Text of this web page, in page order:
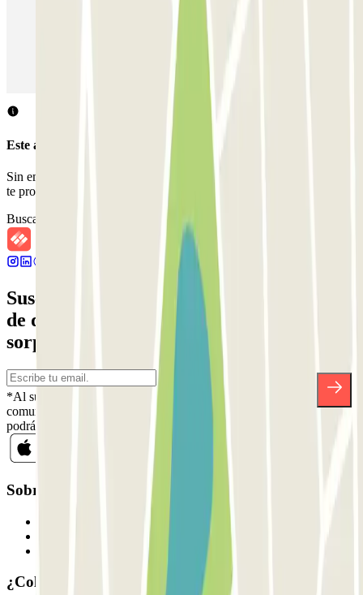
Parking en Aeropuerto Barcelona
Parking en Aeropuerto Madrid Barajas
Parking en Sants - Estación de Barcelona
Este aparcamiento no acepta reservas a través de Parclick.
Sin embargo, puedes reservar en uno de los parkings cercanos que
te proponemos.
Buscar parkings cercanos
Suscríbete a nuestra newsletter y entérate
de descuentos, sorteos y otras muchas
sorpresas.
*Al suscribirte aceptas nuestra Política de Privacidad para recibir
comunicaciones comerciales de Parclick. Sin ningún compromiso,
podrás darte de baja cuando quieras en la misma newsletter.
Sobre Parclick
¿Colaboramos?